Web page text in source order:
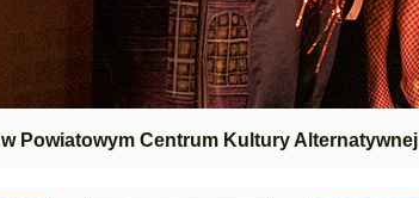
Powiatowym Centrum Kultury Alternatywnej